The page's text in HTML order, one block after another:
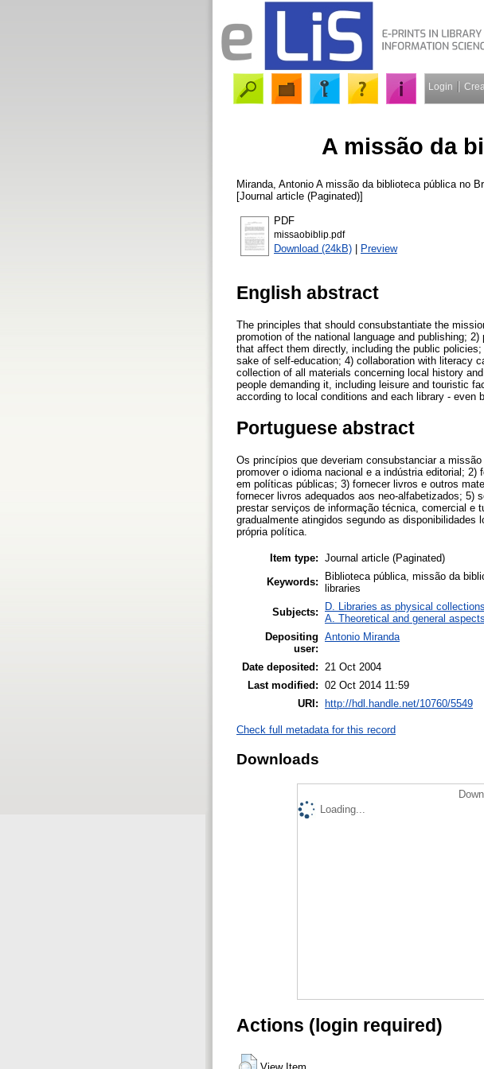
Login
A missão da
Miranda, Antonio A missão da biblioteca pública no
[Journal article (Paginated)]
PDF
missaobiblip.pdf
Download (24kB) | Preview
English abstract
The principles that should consubstantiate the
promotion of the national language and publishing;
that affect them directly, including the public
sake of self-education; 4) collaboration with literacy
collection of all materials concerning local history
people demanding it, including leisure and touristic
according to local conditions and each library - even
Portuguese abstract
Os princípios que deveriam consubstanciar a
promover o idioma nacional e a indústria editorial;
em políticas públicas; 3) fornecer livros e outros
fornecer livros adequados aos neo-alfabetizados; 5)
prestar serviços de informação técnica, comercial e
gradualmente atingidos segundo as
própria política.
Item type: Journal article (Paginated)
Keywords:
Biblioteca pública, missão da
libraries
Subjects:
D. Libraries as physical collections.
A. Theoretical and general
Depositing
user:
Antonio Miranda
Date deposited:
21 Oct 2004
Last modified: 02 Oct 2014 11:59
URI:
http://hdl.handle.net/10760/5549
Check full metadata for this record
Downloads
Loading...
Actions (login required)